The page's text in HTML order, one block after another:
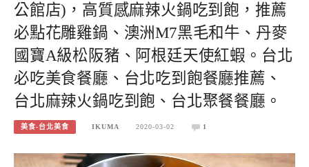
公館店)，高質感麻辣火鍋吃到飽，推薦
必點花雕雞鍋、澳洲M7黑毛和牛、丹麥
國寶A級松阪豬、阿根廷天使紅蝦。台北
必吃美食餐廳、台北吃到飽餐廳推薦、
台北麻辣火鍋吃到飽、台北聚餐餐廳。
美食-台北美食 IKUMA 2020-03-02 1